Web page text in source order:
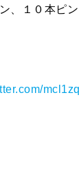
、１０本ピ